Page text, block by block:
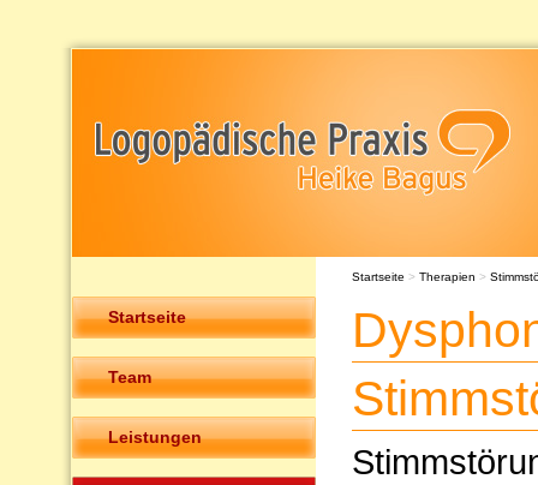
Startseite
Team
Leistungen
Startseite > Therapien >